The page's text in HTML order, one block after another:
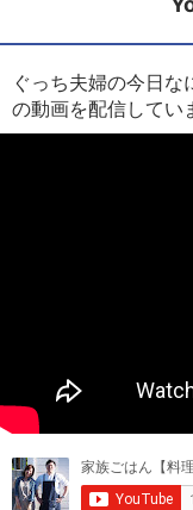
ぐっち夫婦の今日な
の動画を配信してい